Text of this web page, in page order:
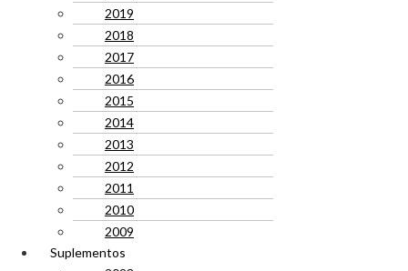
2019
2018
2017
2016
2015
2014
2013
2012
2011
2010
2009
Suplementos